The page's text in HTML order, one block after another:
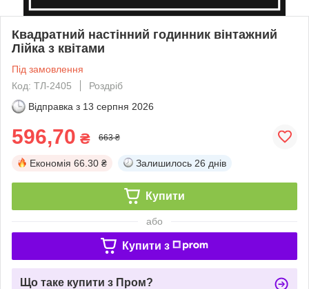
Квадратний настінний годинник вінтажний
Лійка з квітами
Під замовлення
Код: ТЛ-2405
Роздріб
Відправка з 13 серпня 2026
596,70 ₴ 663 ₴
Економія 66.30 ₴ Залишилось 26 днів
Купити
або
Купити з
Що таке купити з Пром?